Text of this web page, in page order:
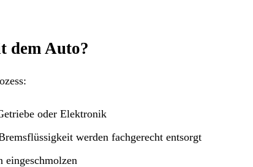
dem Auto?
oder Elektronik
werden fachgerecht entsorgt